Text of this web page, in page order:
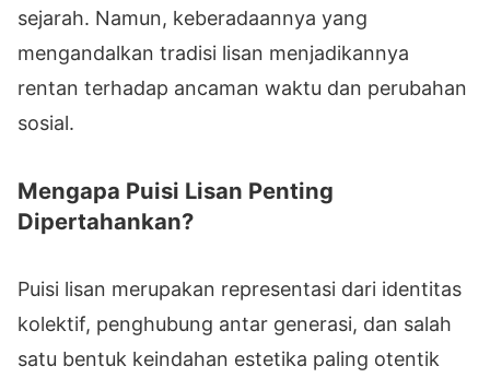
sejarah. Namun, keberadaannya yang
mengandalkan tradisi lisan menjadikannya
rentan terhadap ancaman waktu dan perubahan
sosial.
Mengapa Puisi Lisan Penting
Dipertahankan?
Puisi lisan merupakan representasi dari identitas
kolektif, penghubung antar generasi, dan salah
satu bentuk keindahan estetika paling otentik